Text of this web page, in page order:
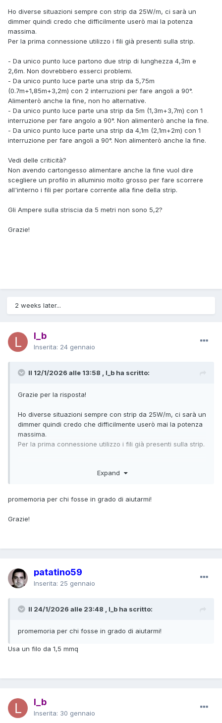
Ho diverse situazioni sempre con strip da 25W/m, ci sarà un
dimmer quindi credo che difficilmente userò mai la potenza
massima.
Per la prima connessione utilizzo i fili già presenti sulla strip.
- Da unico punto luce partono due strip di lunghezza 4,3m e
2,6m. Non dovrebbero esserci problemi.
- Da unico punto luce parte una strip da 5,75m
(0.7m+1,85m+3,2m) con 2 interruzioni per fare angoli a 90°.
Alimenterò anche la fine, non ho alternative.
- Da unico punto luce parte una strip da 5m (1,3m+3,7m) con 1
interruzione per fare angolo a 90°. Non alimenterò anche la fine.
- Da unico punto luce parte una strip da 4,1m (2,1m+2m) con 1
interruzione per fare angoli a 90°. Non alimenterò anche la fine.
Vedi delle criticità?
Non avendo cartongesso alimentare anche la fine vuol dire
scegliere un profilo in alluminio molto grosso per fare scorrere
all'interno i fili per portare corrente alla fine della strip.
Gli Ampere sulla striscia da 5 metri non sono 5,2?
Grazie!
2 weeks later...
l_b
Inserita: 24 gennaio
Il 12/1/2026 alle 13:58 , l_b ha scritto:
Grazie per la risposta!
Ho diverse situazioni sempre con strip da 25W/m, ci sarà un
dimmer quindi credo che difficilmente userò mai la potenza
massima.
Per la prima connessione utilizzo i fili già presenti sulla strip.
2,6m. Non dovrebbero esserci problemi.
Alimenterò anche la fine, non ho alternative.
con 1 interruzione per fare angolo a 90°. Non alimenterò
Vedi delle criticità?
scorrere all'interno i fili per portare corrente alla fine della
Expand
promemoria per chi fosse in grado di aiutarmi!
Grazie!
patatino59
Inserita: 25 gennaio
Il 24/1/2026 alle 23:48 , l_b ha scritto:
promemoria per chi fosse in grado di aiutarmi!
Usa un filo da 1,5 mmq
l_b
Inserita: 30 gennaio